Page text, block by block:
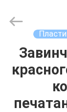
ДОМ
Copyright
PLASTIC
HAI)CO.,LTD.